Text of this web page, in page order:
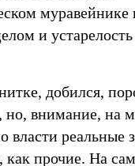
муравейнике
и
добился,
но, внимание, на
власти реальные
как прочие. На